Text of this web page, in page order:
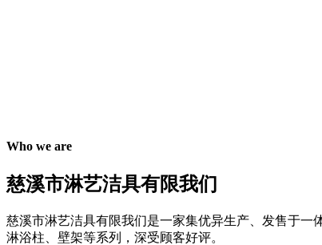
Who we are
慈溪市淋艺洁具有限我们
慈溪市淋艺洁具有限我们是一家集优异生产、发售于一
淋浴柱、壁架等系列，深受顾客好评。